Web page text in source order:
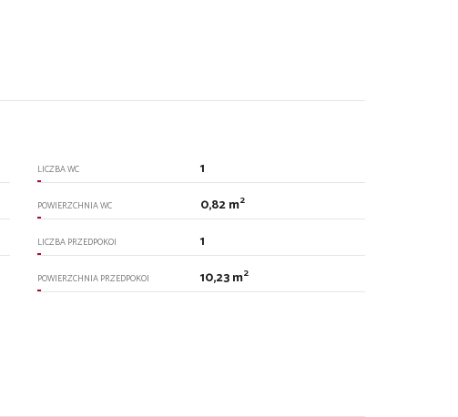
LICZBA WC 1
POWIERZCHNIA WC 0,82 m2
LICZBA PRZEDPOKOI 1
POWIERZCHNIA PRZEDPOKOI 10,23 m2